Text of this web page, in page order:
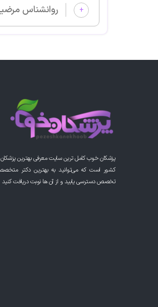
+ روانشناس مرضیه سیدقندی در کدام
پزشکان خوب کامل ترین سایت معرفی بهترین
کشور است که می‌توانید به بهترین دکتر
تخصص دسترسی یابید و از آن ها نوبت دریافت کنید